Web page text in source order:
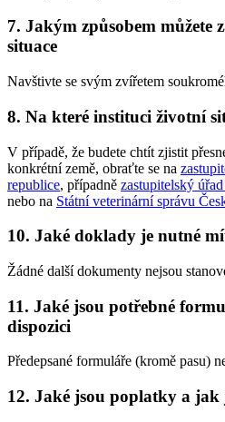
7. Jakým způsobem můžete
situace
Navštivte se svým zvířetem
8. Na které instituci životní
V případě, že budete chtít zjistit
konkrétní země, obraťte se na
republice, případně zastupitelský
nebo na Státní veterinární správu
10. Jaké doklady je nutné
Žádné další dokumenty nejsou
11. Jaké jsou potřebné
dispozici
Předepsané formuláře (kromě pasu)
12. Jaké jsou poplatky a jak